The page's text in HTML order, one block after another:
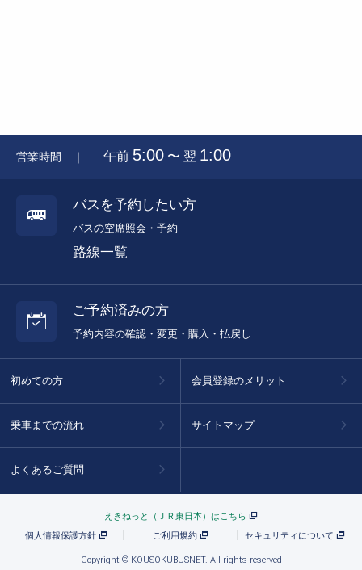
営業時間 ｜ 午前 5:00 〜 翌 1:00
バスを予約したい方
バスの空席照会・予約
路線一覧
ご予約済みの方
予約内容の確認・変更・購入・払戻し
初めての方
乗車までの流れ
よくあるご質問
会員登録のメリット
サイトマップ
えきねっと（ＪＲ東日本）はこちら
個人情報保護方針
ご利用規約 セキュリティについて
Copyright © KOUSOKUBUSNET. All rights reserved